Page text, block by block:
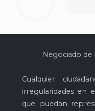
Negociado
Cualquier
irregularidades en
que puedan